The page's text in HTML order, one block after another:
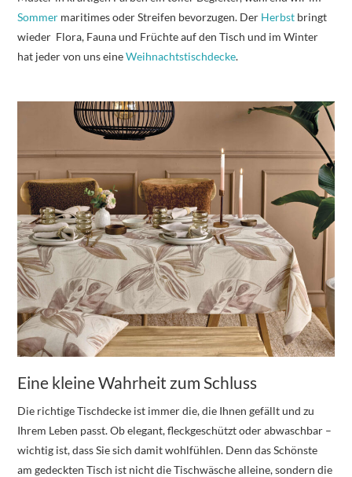
Sommer maritimes oder Streifen bevorzugen. Der Herbst bringt
wieder Flora, Fauna und Früchte auf den Tisch und im Winter
hat jeder von uns eineWeihnachtstischdecke.
Eine kleine Wahrheit zum Schluss
Die richtige Tischdecke ist immer die, die Ihnen gefällt und zu
Ihrem Leben passt. Ob elegant, fleckgeschützt oder abwaschbar –
wichtig ist, dass Sie sich damit wohlfühlen. Denn das Schönste
am gedeckten Tisch ist nicht die Tischwäsche alleine, sondern die